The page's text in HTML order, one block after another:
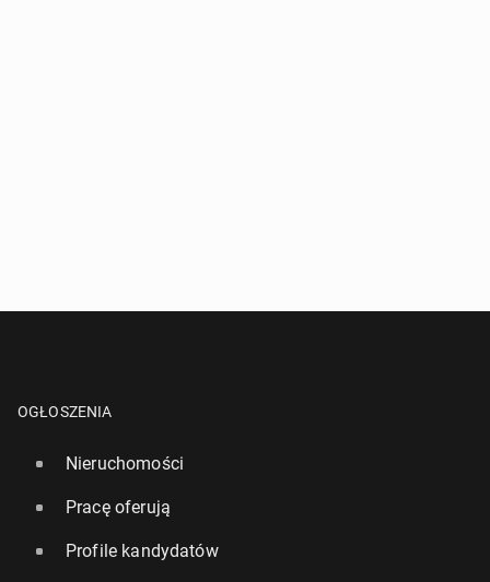
OGŁOSZENIA
Nieruchomości
Pracę oferują
Profile kandydatów